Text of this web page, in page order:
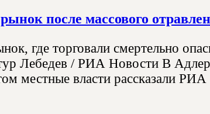
после массового
где торговали смертельно
Лебедев / РИА Новости В
местные власти рассказали